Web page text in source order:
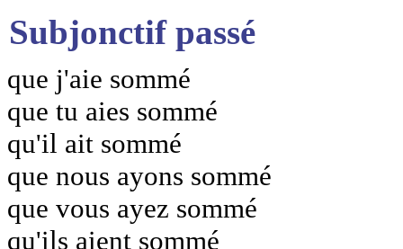
Subjonctif passé
que j'aie sommé
que tu aies sommé
qu'il ait sommé
que nous ayons sommé
que vous ayez sommé
qu'ils aient sommé